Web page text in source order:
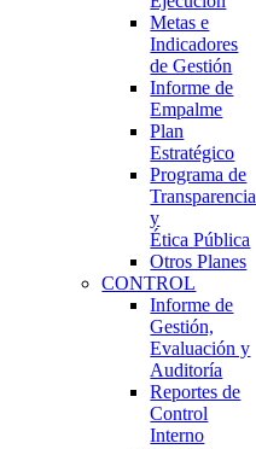
Metas e
Indicadores
de Gestión
Informe de
Empalme
Plan
Estratégico
Programa de
Transparencia
y
Ética Pública
Otros Planes
CONTROL
Informe de
Gestión,
Evaluación y
Auditoría
Reportes de
Control
Interno